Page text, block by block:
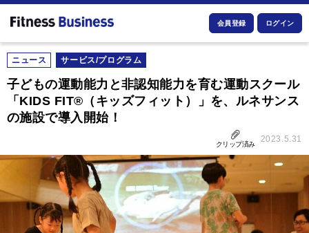
会員登録 ログイン
ニュース サービス/プログラム
子どもの運動能力と非認知能力を育む運動スクール
「KIDS FIT®（キッズフィット）」を、ルネサンス
の施設で導入開始！
クリップ済み
2023.5.31